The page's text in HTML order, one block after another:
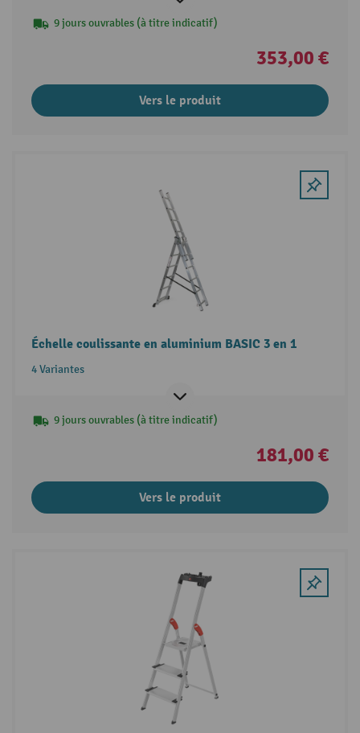
9 jours ouvrables (à titre indicatif)
353,00 €
Vers le produit
Échelle coulissante en aluminium BASIC 3 en 1
4 Variantes
9 jours ouvrables (à titre indicatif)
181,00 €
Vers le produit